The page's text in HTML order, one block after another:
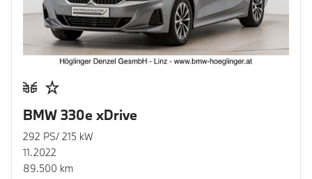
BMW 330e xDrive
292 PS/ 215 kW
11.2022
89.500 km